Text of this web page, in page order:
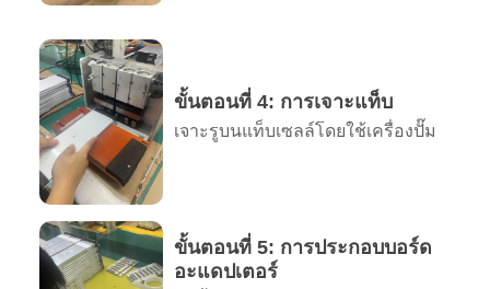
ขั้นตอนที่ 4: การเจาะแท็บ
เจาะรูบนแท็บเซลล์โดยใช้เครื่องปั๊ม
ขั้นตอนที่ 5: การประกอบบอร์ด
อะแดปเตอร์